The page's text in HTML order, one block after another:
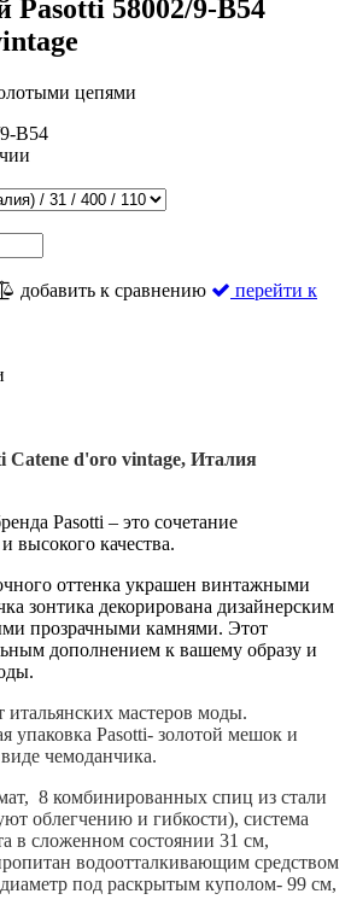
Pasotti 58002/9-B54
цепями
B54
добавить к сравнению
перейти к
Catene d'oro vintage, Италия
Pasotti – это сочетание
высокого качества.
оттенка украшен винтажными
зонтика декорирована дизайнерским
прозрачными камнями. Этот
дополнением к вашему образу и
итальянских мастеров моды.
упаковка Pasotti- золотой мешок и
чемоданчика.
8 комбинированных спиц из стали
облегчению и гибкости), система
в сложенном состоянии 31 см,
водоотталкивающим средством
под раскрытым куполом- 99 см,